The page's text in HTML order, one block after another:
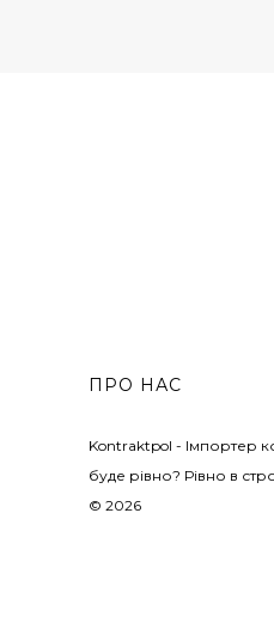
ПРО НАС
Kontraktpol - Імпортер
буде рівно? Рівно в
© 2026